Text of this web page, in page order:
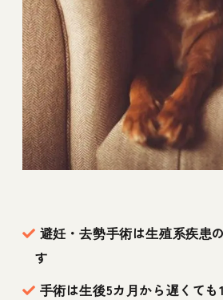
避妊・去勢手術は生殖系疾患
す
手術は生後5カ月から遅くても